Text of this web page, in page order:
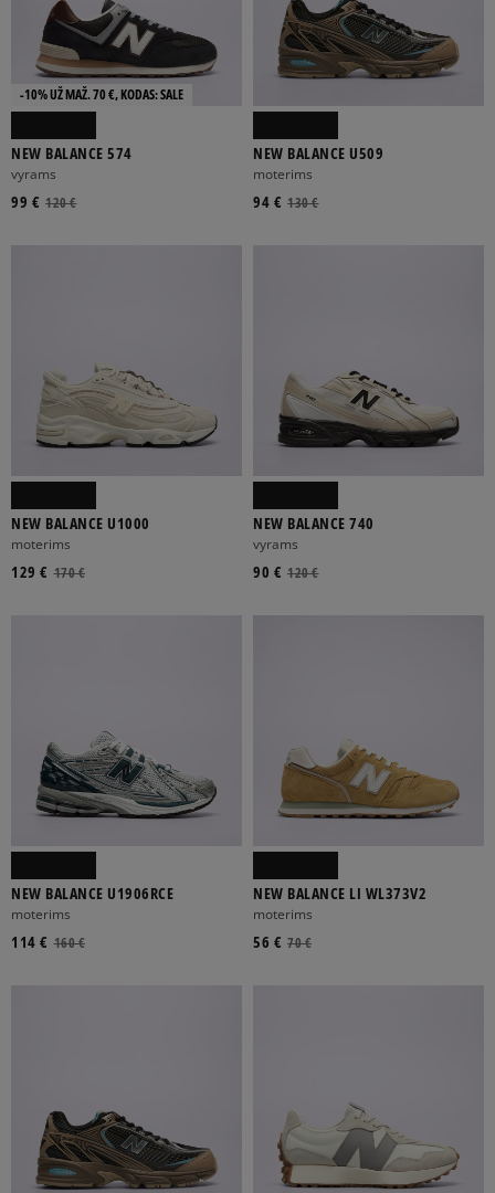
-10% UŽ MAŽ. 70 €, KODAS: SALE
NEW BALANCE 574
vyrams
120 €
99 €
NEW BALANCE U509
moterims
130 €
94 €
NEW BALANCE U1000
moterims
170 €
129 €
NEW BALANCE 740
vyrams
120 €
90 €
NEW BALANCE U1906RCE
moterims
160 €
114 €
NEW BALANCE LI WL373V2
moterims
70 €
56 €